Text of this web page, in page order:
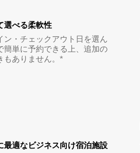
選べる柔軟性
ン・チェックアウト日を選ん
簡単に予約できる上、追加の
もありません。*
最⁠適⁠なビ⁠ジ⁠ネ⁠ス⁠向⁠け宿⁠泊⁠施⁠設